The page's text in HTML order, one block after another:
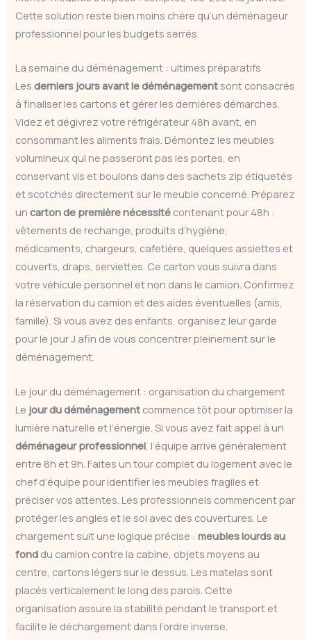
Cette solution reste bien moins chère qu’un déménageur
professionnel pour les budgets serrés.
La semaine du déménagement : ultimes préparatifs
Lesderniers jours avant le déménagement sont consacrés
à finaliser les cartons et gérer les dernières démarches.
Videz et dégivrez votre réfrigérateur 48h avant, en
consommant les aliments frais. Démontez les meubles
volumineux qui ne passeront pas les portes, en
conservant vis et boulons dans des sachets zip étiquetés
et scotchés directement sur le meuble concerné. Préparez
uncarton de première nécessité contenant pour 48h :
vêtements de rechange, produits d’hygiène,
médicaments, chargeurs, cafetière, quelques assiettes et
couverts, draps, serviettes. Ce carton vous suivra dans
votre véhicule personnel et non dans le camion. Confirmez
la réservation du camion et des aides éventuelles (amis,
famille). Si vous avez des enfants, organisez leur garde
pour le jour J afin de vous concentrer pleinement sur le
déménagement.
Le jour du déménagement : organisation du chargement
Le jour du déménagement commence tôt pour optimiser la
lumière naturelle et l’énergie. Si vous avez fait appel à un
déménageur professionnel , l’équipe arrive généralement
entre 8h et 9h. Faites un tour complet du logement avec le
chef d’équipe pour identifier les meubles fragiles et
préciser vos attentes. Les professionnels commencent par
protéger les angles et le sol avec des couvertures. Le
chargement suit une logique précise :meubles lourds au
fond du camion contre la cabine, objets moyens au
centre, cartons légers sur le dessus. Les matelas sont
placés verticalement le long des parois. Cette
organisation assure la stabilité pendant le transport et
facilite le déchargement dans l’ordre inverse.